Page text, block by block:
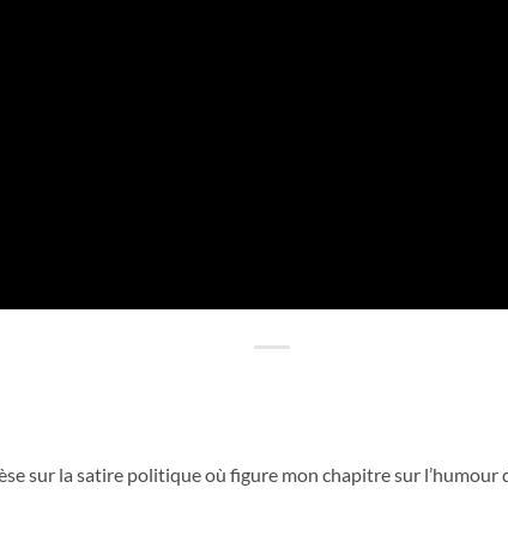
sur la satire politique où figure mon chapitre sur